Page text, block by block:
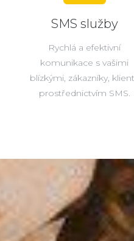
SMS služby
Rychlá a efektivní
komunikace s vašimi
blízkými, zákazníky,
prostřednictvím SMS.